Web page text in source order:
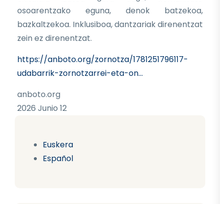
Euskera
Español
osoarentzako eguna, denok batzekoa,
bazkaltzekoa. Inklusiboa, dantzariak direnentzat
zein ez direnentzat.
https://anboto.org/zornotza/1781251796117-
udabarrik-zornotzarrei-eta-on…
anboto.org
2026 Junio 12